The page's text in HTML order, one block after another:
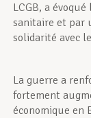
LCGB, a
sanitaire et par
solidarité avec
La guerre a
fortement
économique en